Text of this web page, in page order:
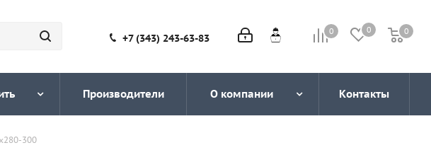
0 0 0
0
+7 (343) 243-63-83
Производители О компании Контакты
300